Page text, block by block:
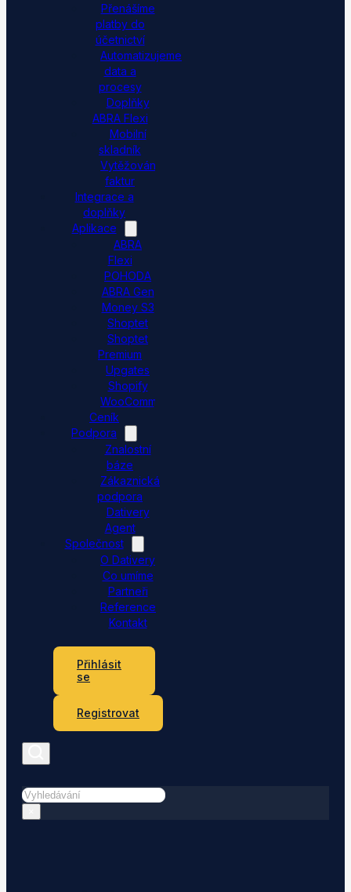
Přenášíme
platby do
účetnictví
Automatizujeme
data a
procesy
Doplňky
ABRA Flexi
Mobilní
skladník
Vytěžování
faktur
Integrace a
doplňky
Aplikace
ABRA
Flexi
POHODA
ABRA Gen
Money S3
Shoptet
Shoptet
Premium
Upgates
Shopify
WooCommerce
Ceník
Podpora
Znalostní
báze
Zákaznická
podpora
Dativery
Agent
Společnost
O Dativery
Co umíme
Partneři
Reference
Kontakt
Přihlásit
se
Registrovat
Hledat